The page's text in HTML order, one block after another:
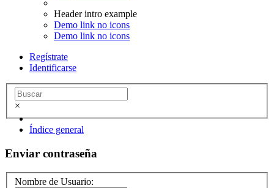
Header intro example
Demo link no icons
Demo link no icons
Regístrate
Identificarse
×
Índice general
Enviar contraseña
Nombre de Usuario: